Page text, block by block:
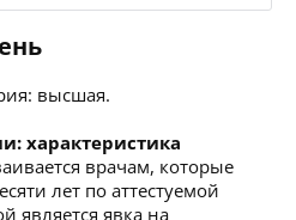
высшая.
характеристика
врачам, которые
лет по аттестуемой
является явка на